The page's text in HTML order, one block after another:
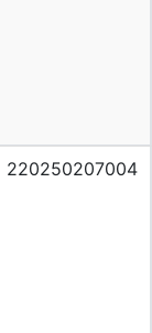
220250207004